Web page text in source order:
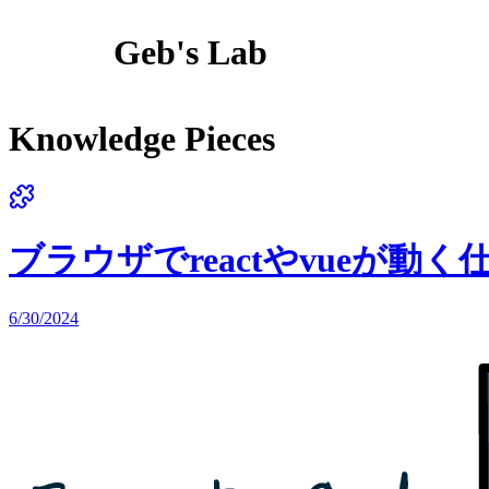
Geb's Lab
Knowledge Pieces
ブラウザでreactやvueが動く
6/30/2024